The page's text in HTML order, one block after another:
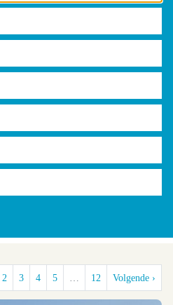
2 3 4 5 … 12 Volgende ›